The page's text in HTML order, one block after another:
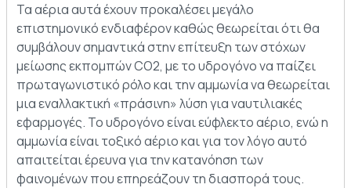
Τα αέρια αυτά έχουν προκαλέσει μεγάλο
επιστημονικό ενδιαφέρον καθώς θεωρείται ότι θα
συμβάλουν σημαντικά στην επίτευξη των στόχων
μείωσης εκπομπών CO2, με το υδρογόνο να παίζει
πρωταγωνιστικό ρόλο και την αμμωνία να θεωρείται
μια εναλλακτική «πράσινη» λύση για ναυτιλιακές
εφαρμογές. Το υδρογόνο είναι εύφλεκτο αέριο, ενώ η
αμμωνία είναι τοξικό αέριο και για τον λόγο αυτό
απαιτείται έρευνα για την κατανόηση των
φαινομένων που επηρεάζουν τη διασπορά τους.